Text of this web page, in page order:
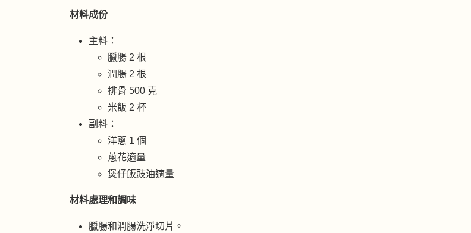
材料成份
主料：
臘腸 2 根
潤腸 2 根
排骨 500 克
米飯 2 杯
副料：
洋蔥 1 個
蔥花適量
煲仔飯豉油適量
材料處理和調味
臘腸和潤腸洗淨切片。